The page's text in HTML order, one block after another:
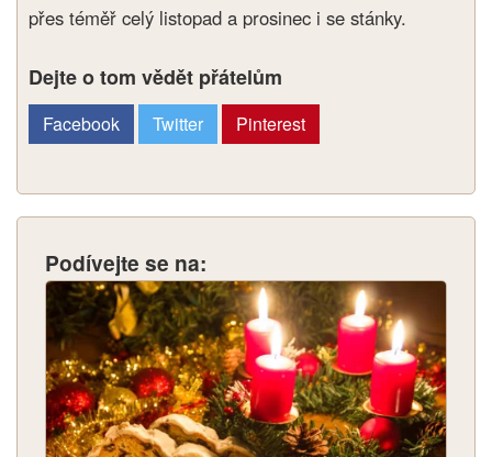
přes téměř celý listopad a prosinec i se stánky.
Dejte o tom vědět přátelům
Facebook Twitter Pinterest
Podívejte se na: